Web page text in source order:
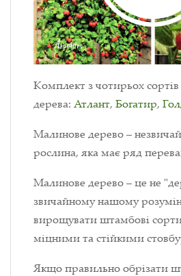
Комплект з чотирьох
дерева: Атлант, Богатир,
Малинове дерево –
рослина, яка має ряд
Малинове дерево – це не
звичайному нашому
вирощувати штамбові
міцними та стійкими
Якщо правильно обрізати